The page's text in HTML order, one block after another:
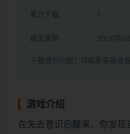
累计下载 1
最近更新 2026年
下载遇到问题？可联系客服或
游戏介绍
在失去意识后醒来，你发现